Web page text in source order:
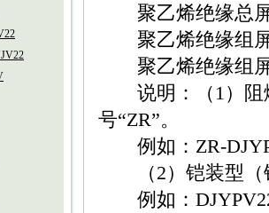
聚乙烯绝缘总屏
聚乙烯绝缘组屏
聚乙烯绝缘组
说明：（1）阻
号“ZR”。
例如：ZR-
（2）铠装型（
例如：